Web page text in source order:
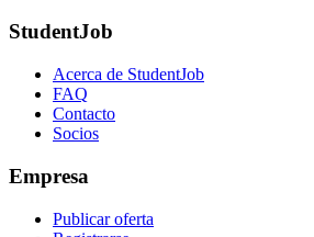
StudentJob
Acerca de StudentJob
FAQ
Contacto
Socios
Empresa
Publicar oferta